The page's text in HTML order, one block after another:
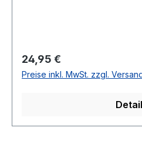
Regulärer Preis:
24,95 €
Preise inkl. MwSt. zzgl.